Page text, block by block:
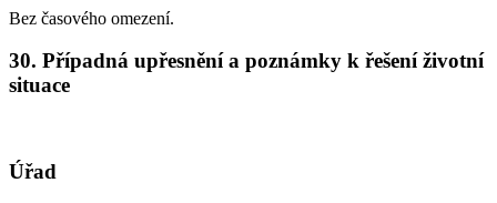
Bez časového omezení.
30. Případná upřesnění a poznámky k řešení životní
situace
Úřad